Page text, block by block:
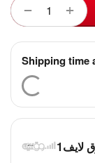
+
−
Shipping time
لايف1